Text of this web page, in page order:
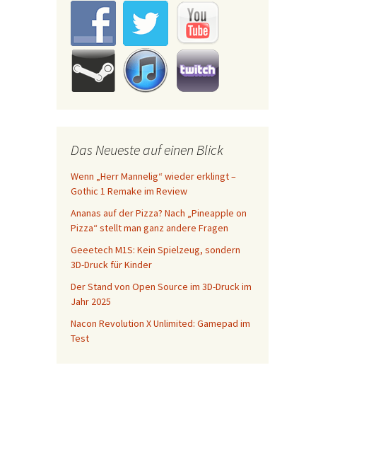
Das Neueste auf einen Blick
Wenn „Herr Mannelig“ wieder erklingt –
Gothic 1 Remake im Review
Ananas auf der Pizza? Nach „Pineapple on
Pizza“ stellt man ganz andere Fragen
Geeetech M1S: Kein Spielzeug, sondern
3D-Druck für Kinder
Der Stand von Open Source im 3D-Druck im
Jahr 2025
Nacon Revolution X Unlimited: Gamepad im
Test